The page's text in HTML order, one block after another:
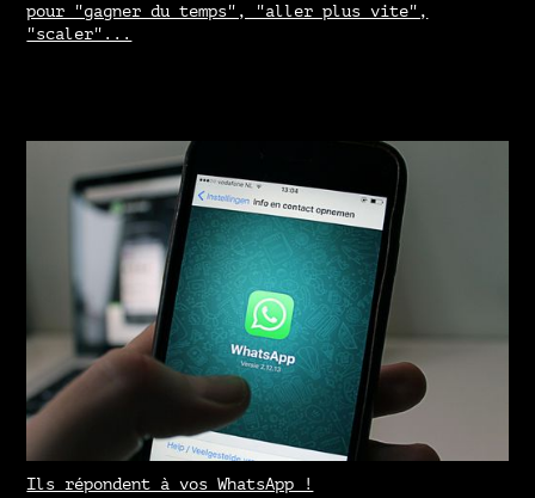
pour "gagner du temps", "aller plus vite",
"scaler"...
Ils répondent à vos WhatsApp !